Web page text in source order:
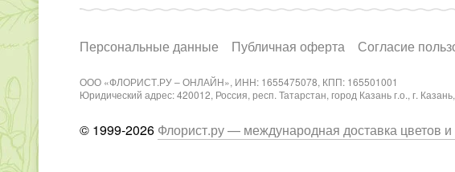
Персональные данные Публичная оферта Согласие
ООО «ФЛОРИСТ.РУ – ОНЛАЙН», ИНН: 1655475078, КПП: 165501001
Юридический адрес: 420012, Россия, респ. Татарстан, город Казань г.о., г.
© 1999-2026 Флорист.ру — международная доставка цветов и